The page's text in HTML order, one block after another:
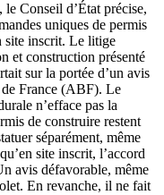
Conseil d’État précise,
uniques de permis
site inscrit. Le litige
et construction présenté
sur la portée d’un avis
de France (ABF). Le
n’efface pas la
de construire restent
séparément, même
site inscrit, l’accord
avis défavorable, même
En revanche, il ne fait